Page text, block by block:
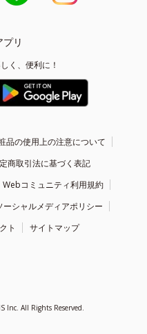
リ
く、便利に！
品の使用上の注意について
商取引法に基づく表記
Webコミュニティ利用規約
ーシャルメディアポリシー
ト
サイトマップ
Inc. All Rights Reserved.